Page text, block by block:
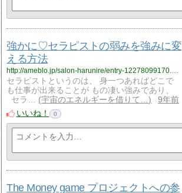
強かに♡セラピストの弱みを強みに変
える方法
http://ameblo.jp/salon-harunire/entry-12278099170.html
セラピストというのは、 身一つあればどこで
も仕事が出来ることが もの凄い強みであり、
セラ…
宇宙のエネルギーを借りて…
9年前
いいね！
0
The Money game プロジェクトへの参